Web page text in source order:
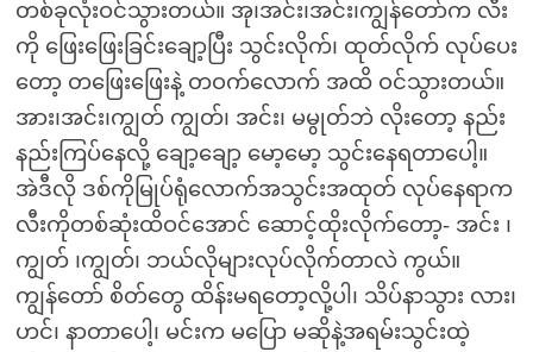
တစ်ခုလုံးဝင်သွားတယ်။ အု၊အင်း၊အင်း၊ကျွန်တော်က လီး
ကို ဖြေးဖြေးခြင်းချော့ပြီး သွင်းလိုက်၊ ထုတ်လိုက် လုပ်ပေး
တော့ တဖြေးဖြေးနဲ့ တဝက်လောက် အထိ ဝင်သွားတယ်။
အား၊အင်း၊ကျွတ် ကျွတ်၊ အင်း၊ မမွုတ်ဘဲ လိုးတော့ နည်း
နည်းကြပ်နေလို့ ချော့ချော့ မော့မော့ သွင်းနေရတာပေါ့။
အဲဒီလို ဒစ်ကိုမြုပ်ရုံလောက်အသွင်းအထုတ် လုပ်နေရာက
လီးကိုတစ်ဆုံးထိဝင်အောင် ဆောင့်ထိုးလိုက်တော့- အင်း ၊
ကျွတ် ၊ကျွတ်၊ ဘယ်လိုများလုပ်လိုက်တာလဲ ကွယ်။
ကျွန်တော် စိတ်တွေ ထိန်းမရတော့လို့ပါ၊ သိပ်နာသွား လား၊
ဟင်၊ နာတာပေါ့၊ မင်းက မပြော မဆိုနဲ့အရမ်းသွင်းထဲ့